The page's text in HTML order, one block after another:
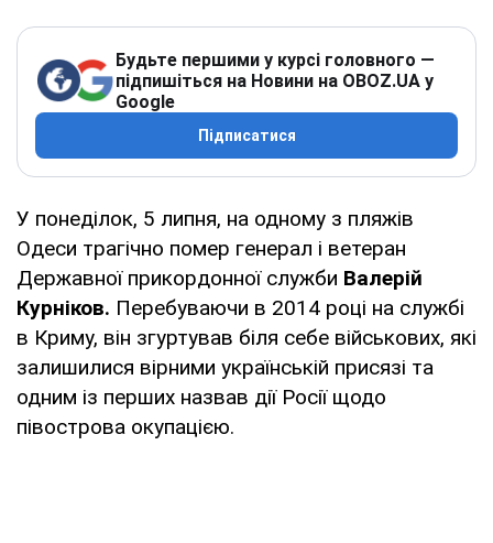
Будьте першими у курсі головного —
підпишіться на Новини на OBOZ.UA у
Google
Підписатися
У понеділок, 5 липня, на одному з пляжів
Одеси трагічно помер генерал і ветеран
Державної прикордонної служби Валерій
Курніков. Перебуваючи в 2014 році на службі
в Криму, він згуртував біля себе військових, які
залишилися вірними українській присязі та
одним із перших назвав дії Росії щодо
півострова окупацією.